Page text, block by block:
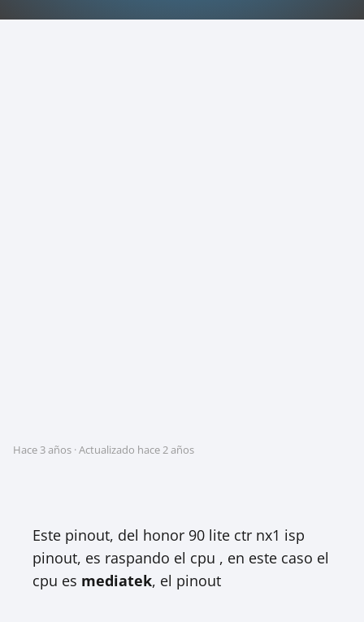
hace 3 años · Actualizado hace 2 años
Este pinout, del honor 90 lite ctr nx1 isp
pinout, es raspando el cpu , en este caso el
cpu es mediatek, el pinout